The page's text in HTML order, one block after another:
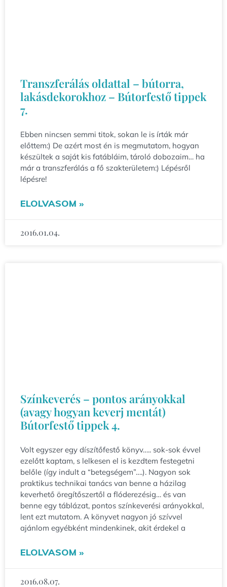
Transzferálás oldattal – bútorra,
lakásdekorokhoz – Bútorfestő tippek
7.
Ebben nincsen semmi titok, sokan le is írták már
előttem:) De azért most én is megmutatom, hogyan
készültek a saját kis fatábláim, tároló dobozaim… ha
már a transzferálás a fő szakterületem:) Lépésről
lépésre!
ELOLVASOM »
2016.01.04.
Színkeverés – pontos arányokkal
(avagy hogyan keverj mentát)
Bútorfestő tippek 4.
Volt egyszer egy díszítőfestő könyv….. sok-sok évvel
ezelőtt kaptam, s lelkesen el is kezdtem festegetni
belőle (így indult a “betegségem”….). Nagyon sok
praktikus technikai tanács van benne a házilag
keverhető öregítőszertől a flóderezésig… és van
benne egy táblázat, pontos színkeverési arányokkal,
lent ezt mutatom. A könyvet nagyon jó szívvel
ajánlom egyébként mindenkinek, akit érdekel a
ELOLVASOM »
2016.08.07.